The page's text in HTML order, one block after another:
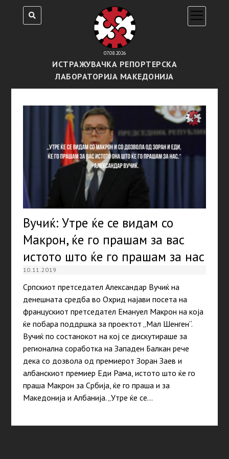
07.08.2026
ИСТРАЖУВАЧКА РЕПОРТЕРСКА
ЛАБОРАТОРИЈА МАКЕДОНИЈА
open
menu
Вучиќ: Утре ќе се видам со
Макрон, ќе го прашам за вас
истото што ќе го прашам за нас
10.11.2019
Српскиот претседател Александар Вучиќ на
денешната средба во Охрид најави посета на
францускиот претседател Емануел Макрон на која
ќе побара поддршка за проектот „Мал Шенген“.
Вучиќ по состанокот на кој се дискутираше за
регионална соработка на Западен Балкан рече
дека со дозвола од премиерот Зоран Заев и
албанскиот премиер Еди Рама, истото што ќе го
праша Макрон за Србија, ќе го праша и за
Македонија и Албанија. „Утре ќе се…